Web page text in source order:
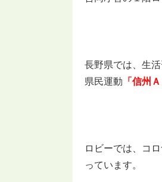
長野県では、生
県民運動 「信州
ロビーでは、コ
っています。